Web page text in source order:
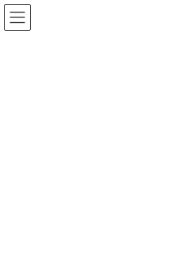
コ
ン
ナ
ビ関数